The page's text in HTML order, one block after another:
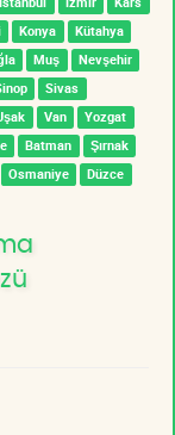
Konya
Kütahya
Muş
Nevşehir
Sivas
Van
Yozgat
Batman
Şırnak
Osmaniye Düzce